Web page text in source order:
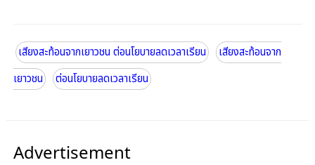
เสียงสะท้อนจากเยาวชน ต่อนโยบายลดเวลาเรียน
เสียงสะท้อนจาก
เยาวชน
ต่อนโยบายลดเวลาเรียน
Advertisement